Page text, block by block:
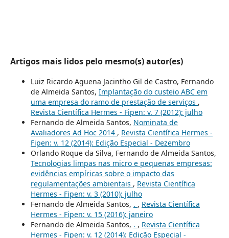
Artigos mais lidos pelo mesmo(s) autor(es)
Luiz Ricardo Aguena Jacintho Gil de Castro, Fernando
de Almeida Santos, Implantação do custeio ABC em
uma empresa do ramo de prestação de serviços ,
Revista Científica Hermes - Fipen: v. 7 (2012): julho
Fernando de Almeida Santos, Nominata de
Avaliadores Ad Hoc 2014 , Revista Científica Hermes -
Fipen: v. 12 (2014): Edição Especial - Dezembro
Orlando Roque da Silva, Fernando de Almeida Santos,
Tecnologias limpas nas micro e pequenas empresas:
evidências empíricas sobre o impacto das
regulamentações ambientais , Revista Científica
Hermes - Fipen: v. 3 (2010): julho
Fernando de Almeida Santos, . , Revista Científica
Hermes - Fipen: v. 15 (2016): janeiro
Fernando de Almeida Santos, . , Revista Científica
Hermes - Fipen: v. 12 (2014): Edição Especial -